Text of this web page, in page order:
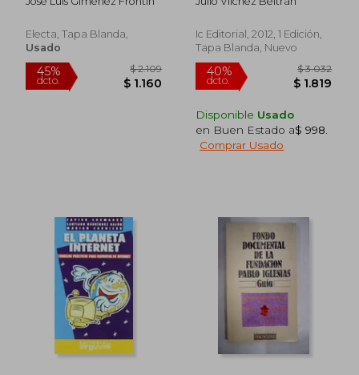
40% 45%
Electa, Tapa Blanda,
Usado
Gestión
Ic Editorial, 2012, 1 Edición,
Tapa Blanda, Nuevo
Disponible Usado
en Buen Estado a$ 998
Comprar Usado